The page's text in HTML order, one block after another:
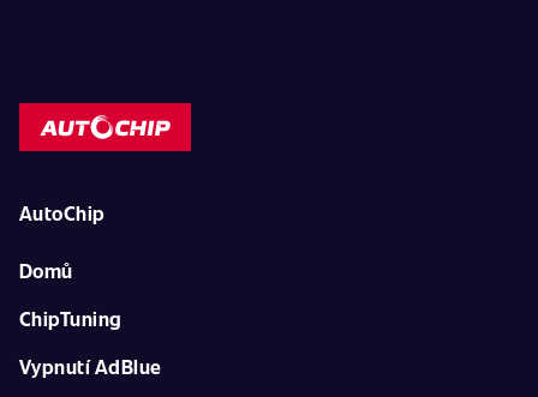
AutoChip
Domů
ChipTuning
Vypnutí AdBlue